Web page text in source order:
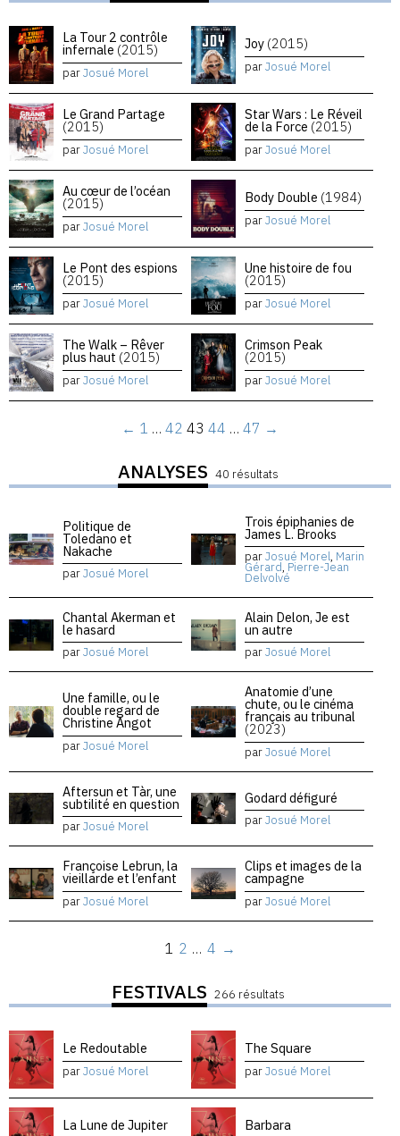
La Tour 2 contrôle
infernale (2015)
parJosué Morel
Joy (2015)
parJosué Morel
Le Grand Partage
(2015)
parJosué Morel
Star Wars : Le Réveil
de la Force (2015)
parJosué Morel
Au cœur de l’océan
(2015)
parJosué Morel
Body Double (1984)
parJosué Morel
Le Pont des espions
(2015)
parJosué Morel
Une histoire de fou
(2015)
parJosué Morel
The Walk – Rêver
plus haut (2015)
parJosué Morel
Crimson Peak
(2015)
parJosué Morel
← 1 … 42 43 44 … 47 →
ANALYSES 40 résultats
Politique de
Toledano et
Nakache
parJosué Morel
Trois épiphanies de
James L. Brooks
parJosué Morel, Marin
Gérard, Pierre-Jean
Delvolvé
Chantal Akerman et
le hasard
parJosué Morel
Alain Delon, Je est
un autre
parJosué Morel
Une famille, ou le
double regard de
Christine Angot
parJosué Morel
Anatomie d’une
chute, ou le cinéma
français au tribunal
(2023)
parJosué Morel
Aftersun et Tàr, une
subtilité en question
parJosué Morel
Godard défiguré
parJosué Morel
Françoise Lebrun, la
vieillarde et l’enfant
parJosué Morel
Clips et images de la
campagne
parJosué Morel
1 2 … 4 →
FESTIVALS 266 résultats
Le Redoutable
parJosué Morel
The Square
parJosué Morel
La Lune de Jupiter Barbara